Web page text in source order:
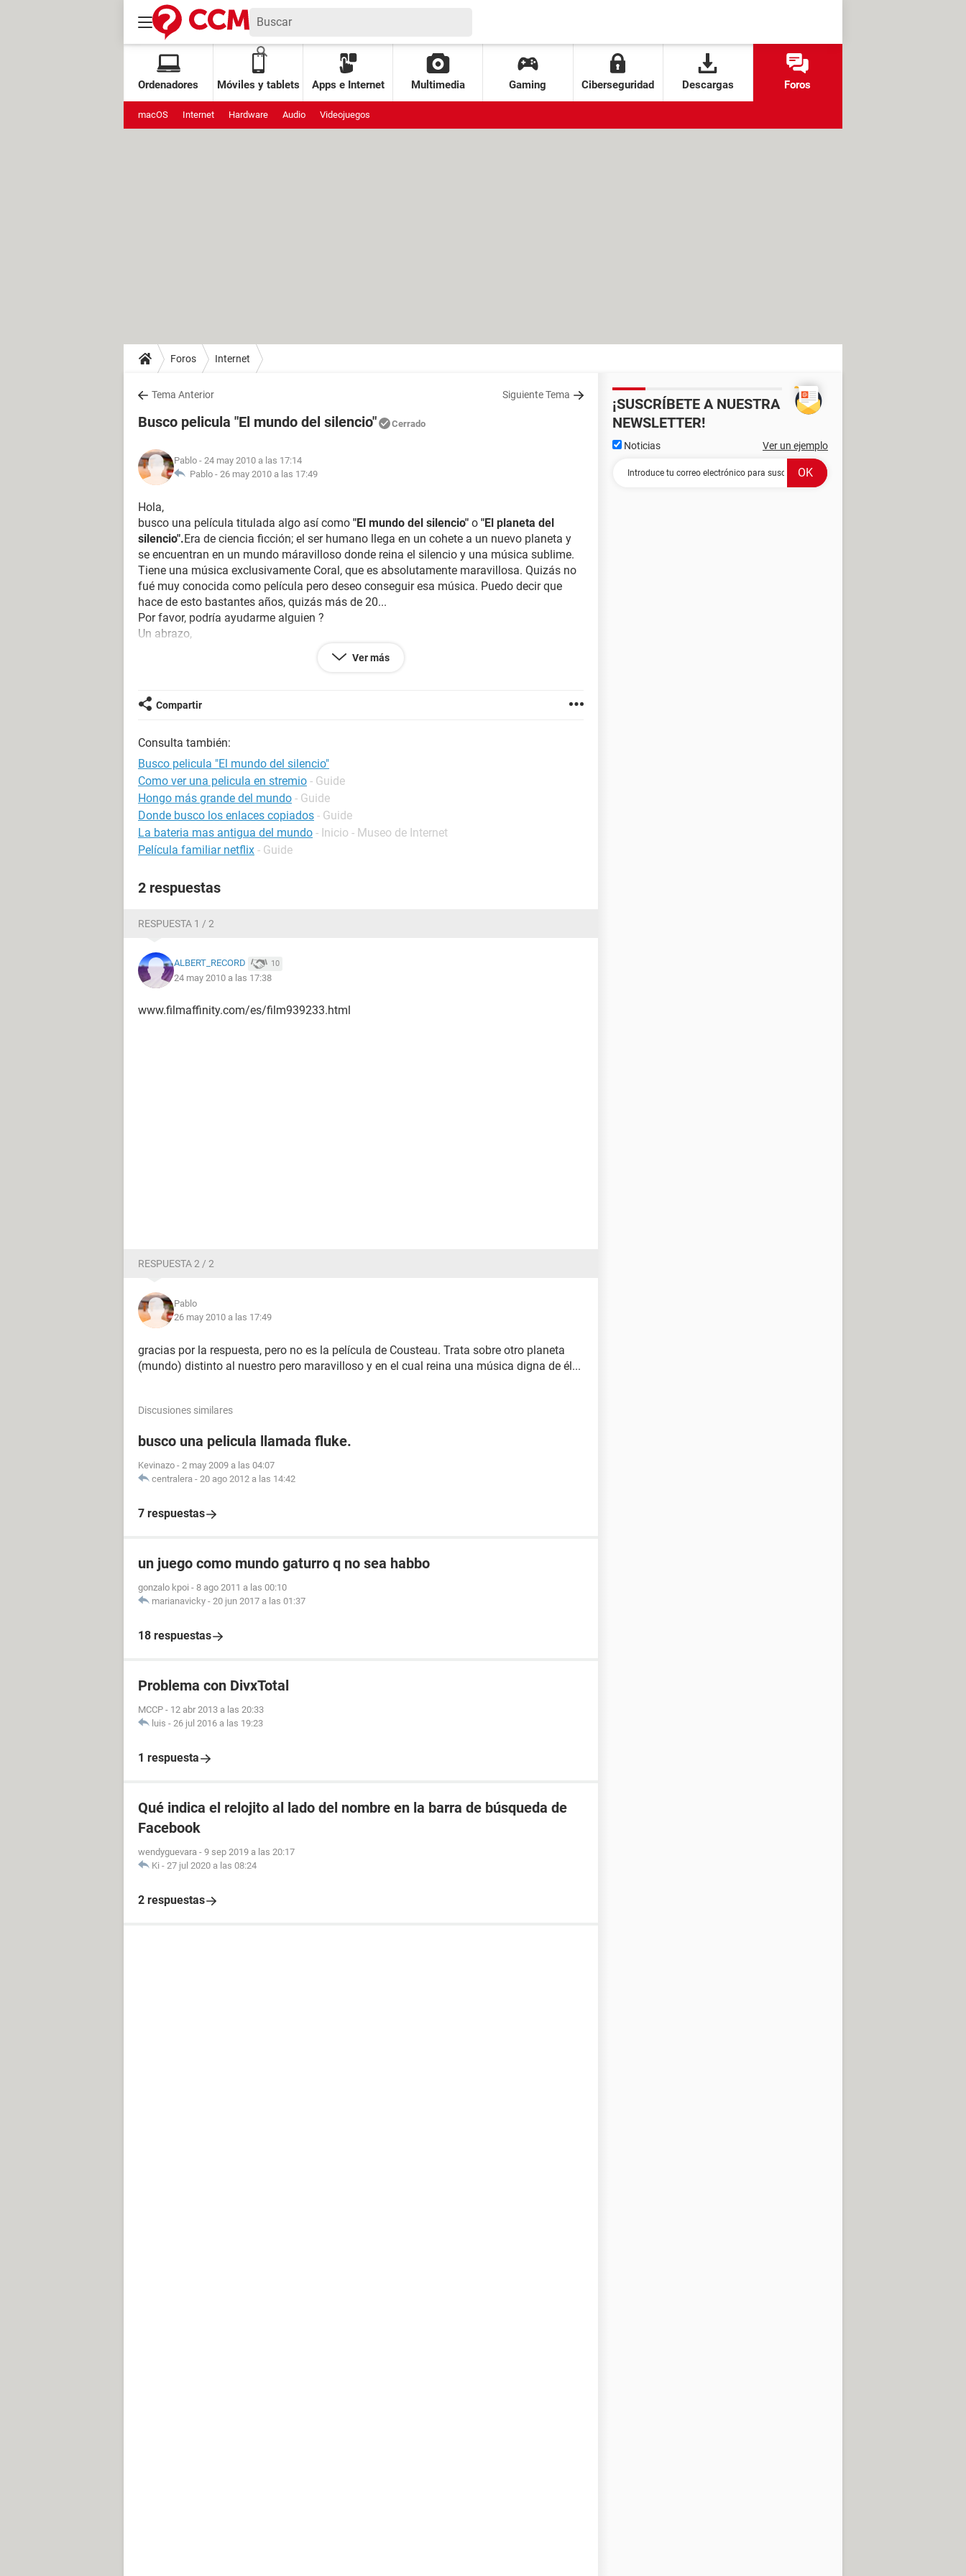
Ordenadores Móviles y tablets Apps e Internet Multimedia Gaming Ciberseguridad Descargas Foros
macOS Internet Hardware Audio Videojuegos
Foros Internet
Tema Anterior Siguiente Tema
Busco pelicula "El mundo del silencio" Cerrado
Pablo - 24 may 2010 a las 17:14
Pablo - 26 may 2010 a las 17:49
Hola,
busco una película titulada algo así como "El mundo del silencio" o "El planeta del
silencio".Era de ciencia ficción; el ser humano llega en un cohete a un nuevo planeta y
se encuentran en un mundo máravilloso donde reina el silencio y una música sublime.
Tiene una música exclusivamente Coral, que es absolutamente maravillosa. Quizás no
fué muy conocida como película pero deseo conseguir esa música. Puedo decir que
hace de esto bastantes años, quizás más de 20...
Por favor, podría ayudarme alguien ?
Un abrazo,
Ver más
Compartir
Consulta también:
Busco pelicula "El mundo del silencio"
Como ver una pelicula en stremio - Guide
Hongo más grande del mundo - Guide
Donde busco los enlaces copiados - Guide
La bateria mas antigua del mundo - Inicio - Museo de Internet
Película familiar netflix - Guide
2 respuestas
RESPUESTA 1 / 2
ALBERT_RECORD 10
24 may 2010 a las 17:38
www.filmaffinity.com/es/film939233.html
RESPUESTA 2 / 2
Pablo
26 may 2010 a las 17:49
gracias por la respuesta, pero no es la película de Cousteau. Trata sobre otro planeta
(mundo) distinto al nuestro pero maravilloso y en el cual reina una música digna de él...
Discusiones similares
busco una pelicula llamada fluke.
Kevinazo - 2 may 2009 a las 04:07
centralera - 20 ago 2012 a las 14:42
7 respuestas
un juego como mundo gaturro q no sea habbo
gonzalo kpoi - 8 ago 2011 a las 00:10
marianavicky - 20 jun 2017 a las 01:37
18 respuestas
Problema con DivxTotal
MCCP - 12 abr 2013 a las 20:33
luis - 26 jul 2016 a las 19:23
1 respuesta
Qué indica el relojito al lado del nombre en la barra de búsqueda de
Facebook
wendyguevara - 9 sep 2019 a las 20:17
Ki - 27 jul 2020 a las 08:24
2 respuestas
¡SUSCRÍBETE A NUESTRA
NEWSLETTER!
Noticias Ver un ejemplo